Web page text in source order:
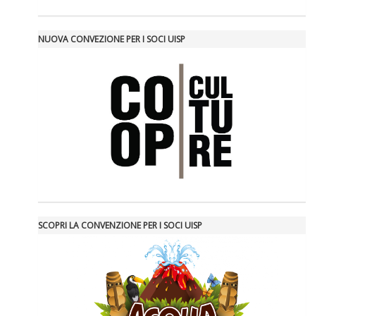
NUOVA CONVEZIONE PER I SOCI UISP
SCOPRI LA CONVENZIONE PER I SOCI UISP